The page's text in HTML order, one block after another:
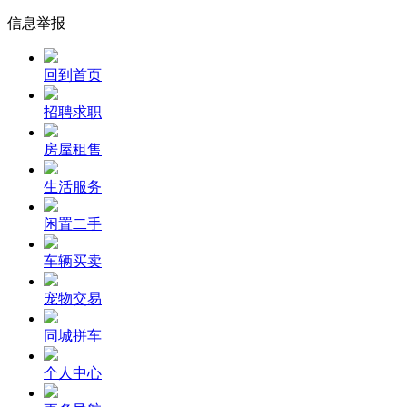
信息举报
回到首页
招聘求职
房屋租售
生活服务
闲置二手
车辆买卖
宠物交易
同城拼车
个人中心